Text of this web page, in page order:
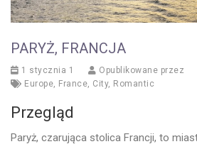
PARYŻ, FRANCJA
1 stycznia 1
Opublikowane przez
Europe, France, City, Romantic
Przegląd
Paryż, czarująca stolica Francji, to